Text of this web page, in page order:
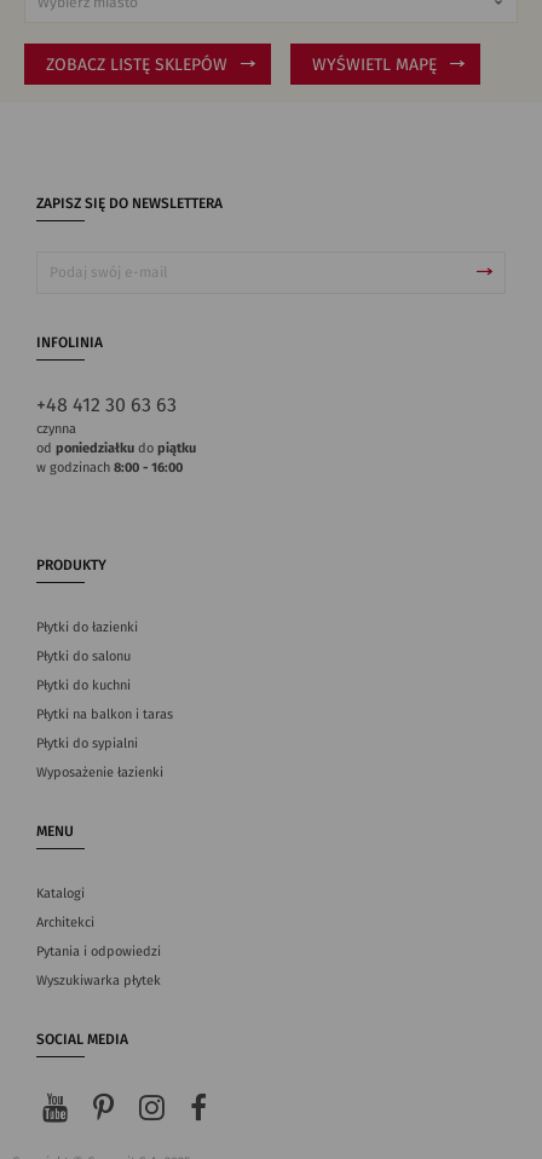
ZOBACZ LISTĘ SKLEPÓW WYŚWIETL MAPĘ
ZAPISZ SIĘ DO NEWSLETTERA
INFOLINIA
+48 412 30 63 63
czynna
od poniedziałku do piątku
w godzinach 8:00 - 16:00
PRODUKTY
Płytki do łazienki
Płytki do salonu
Płytki do kuchni
Płytki na balkon i taras
Płytki do sypialni
Wyposażenie łazienki
MENU
Katalogi
Architekci
Pytania i odpowiedzi
Wyszukiwarka płytek
SOCIAL MEDIA